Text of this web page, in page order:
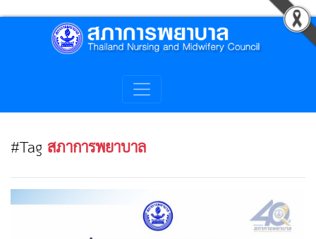
#Tagสภาการพยาบาล